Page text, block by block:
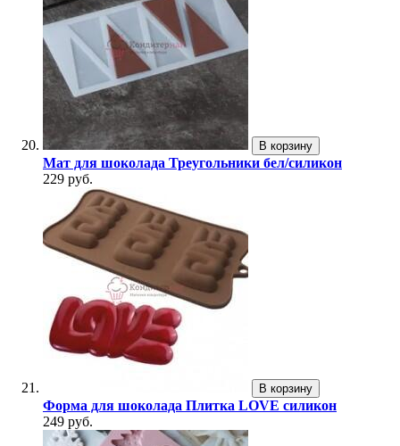
В корзину
Мат для шоколада Треугольники бел/силикон
229 руб.
В корзину
Форма для шоколада Плитка LOVE силикон
249 руб.